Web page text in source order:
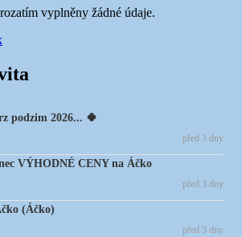
vyplněny žádné údaje.
podzim 2026... 🍀
před 3 dny
VÝHODNÉ CENY na Áčko
před 3 dny
(Áčko)
před 3 dny